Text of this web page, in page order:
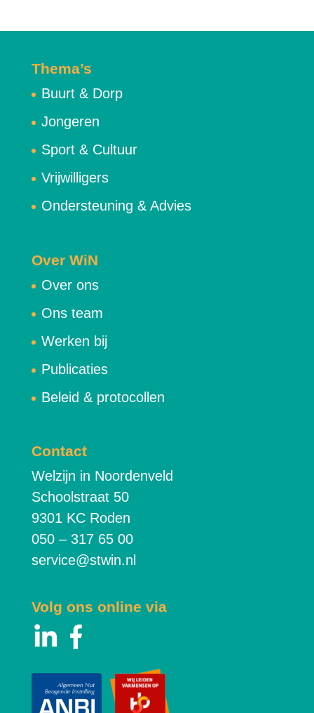
Thema’s
Buurt & Dorp
Jongeren
Sport & Cultuur
Vrijwilligers
Ondersteuning & Advies
Over WiN
Over ons
Ons team
Werken bij
Publicaties
Beleid & protocollen
Contact
Welzijn in Noordenveld
Schoolstraat 50
9301 KC Roden
050 – 317 65 00
service@stwin.nl
Volg ons online via